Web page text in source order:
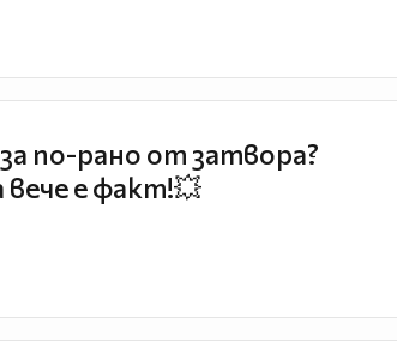
по-рано от затвора?
е факт!💥